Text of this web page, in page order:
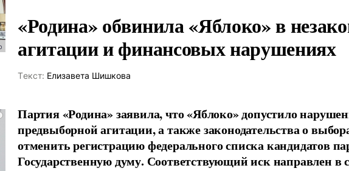
«Родина» обвинила «Яблоко» в
агитации и финансовых нарушениях
Tекст: Елизавета Шишкова
Партия «Родина» заявила, что «Яблоко» допустило
предвыборной агитации, а также законодательства о
отменить регистрацию федерального списка кандидатов
Государственную думу. Соответствующий иск направлен в